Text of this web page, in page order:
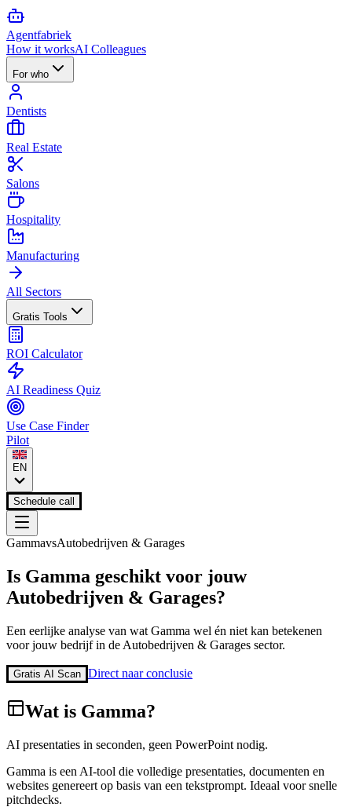
Agentfabriek
How it worksAI Colleagues
For who
Dentists
Real Estate
Salons
Hospitality
Manufacturing
All Sectors
Gratis Tools
ROI Calculator
AI Readiness Quiz
Use Case Finder
Pilot
EN
Schedule call
GammavsAutobedrijven & Garages
Is Gamma geschikt voor jouw
Autobedrijven & Garages?
Een eerlijke analyse van wat Gamma wel én niet kan betekenen
voor jouw bedrijf in de Autobedrijven & Garages sector.
Gratis AI Scan Direct naar conclusie
Wat is Gamma?
AI presentaties in seconden, geen PowerPoint nodig.
Gamma is een AI-tool die volledige presentaties, documenten en
websites genereert op basis van een tekstprompt. Ideaal voor snelle
pitchdecks.